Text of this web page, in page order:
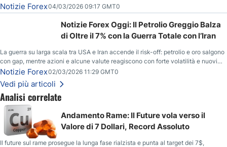
del gas naturale mette pressione all’euro.
Notizie Forex04/03/2026 09:17 GMT0
Notizie Forex Oggi: Il Petrolio Greggio Balza
di Oltre il 7% con la Guerra Totale con l’Iran
La guerra su larga scala tra USA e Iran accende il risk-off: petrolio e oro salgono
con gap, mentre azioni e alcune valute reagiscono con forte volatilità e nuovi
livelli da monitorare.
Notizie Forex02/03/2026 11:29 GMT0
Vedi più articoli
Analisi correlate
Andamento Rame: Il Future vola verso il
Valore di 7 Dollari, Record Assoluto
Il future sul rame prosegue la lunga fase rialzista e punta al target dei 7$,